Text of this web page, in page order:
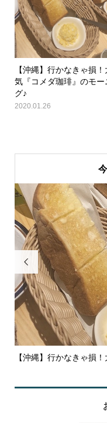
【沖縄】行かなきゃ損！
気『コメダ珈琲』のモー
グ♪
2020.01.26

【沖縄】行かなきゃ損